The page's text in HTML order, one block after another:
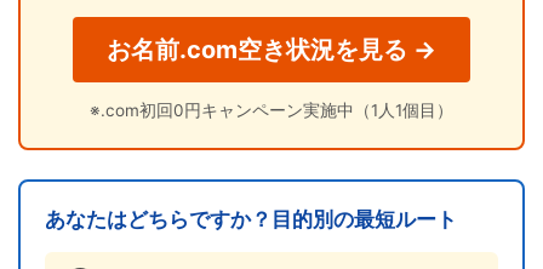
お名前.com空き状況を見る →
※.com初回0円キャンペーン実施中（1人1個目）
あなたはどちらですか？目的別の最短ルート